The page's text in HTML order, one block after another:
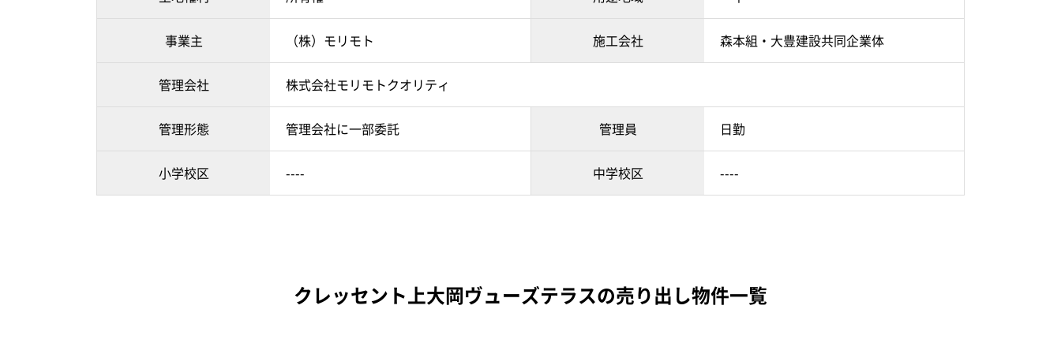
事業主 （株）モリモト 施工会社 森本組・大豊建設共同企業体
管理会社 株式会社モリモトクオリティ
管理形態 管理会社に一部委託 管理員 日勤
小学校区 ---- 中学校区 ----
クレッセント上大岡ヴューズテラスの売り出し物件一覧